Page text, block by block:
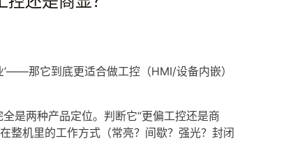
’——那它到底更适合做工控（HMI/设备内嵌）
是两种产品定位。判断它“更偏工控还是商
整机里的工作方式（常亮？间歇？强光？封闭